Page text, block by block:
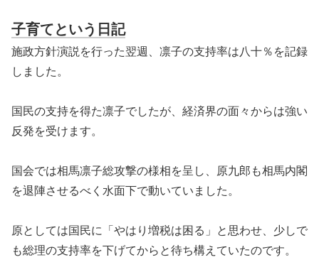
子育てという日記
施政方針演説を行った翌週、凛子の支持率は八十％を記録
しました。
国民の支持を得た凛子でしたが、経済界の面々からは強い
反発を受けます。
国会では相馬凛子総攻撃の様相を呈し、原九郎も相馬内閣
を退陣させるべく水面下で動いていました。
原としては国民に「やはり増税は困る」と思わせ、少しで
も総理の支持率を下げてからと待ち構えていたのです。